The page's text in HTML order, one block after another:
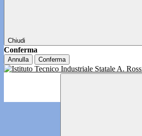
Chiudi
Conferma
Annulla Conferma